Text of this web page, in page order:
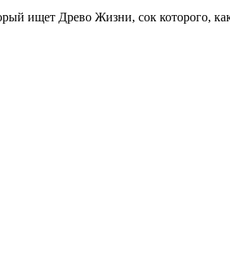
ищет Древо Жизни, сок которого,